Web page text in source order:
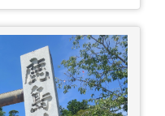
したがここまでと
モール内の店舗だっ
して遂に入店。ハン
ってもジューシーで
目の前で店員さんが
も良かったです。 こ